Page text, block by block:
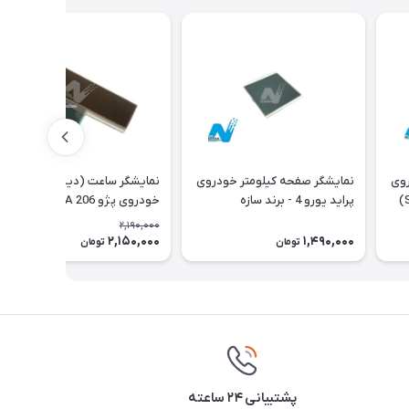
پژو - برند سازه پویش(SPCO)
نمایشگر صفحه کیلومتر خودروی
پراید یورو 4 - برند سازه
1,490,000 تومان
نمایشگر ساعت (دیسپلی)
اورجینال
2,190,000
2,150,000 تومان
پشتیبانی ۲۴ ساعته